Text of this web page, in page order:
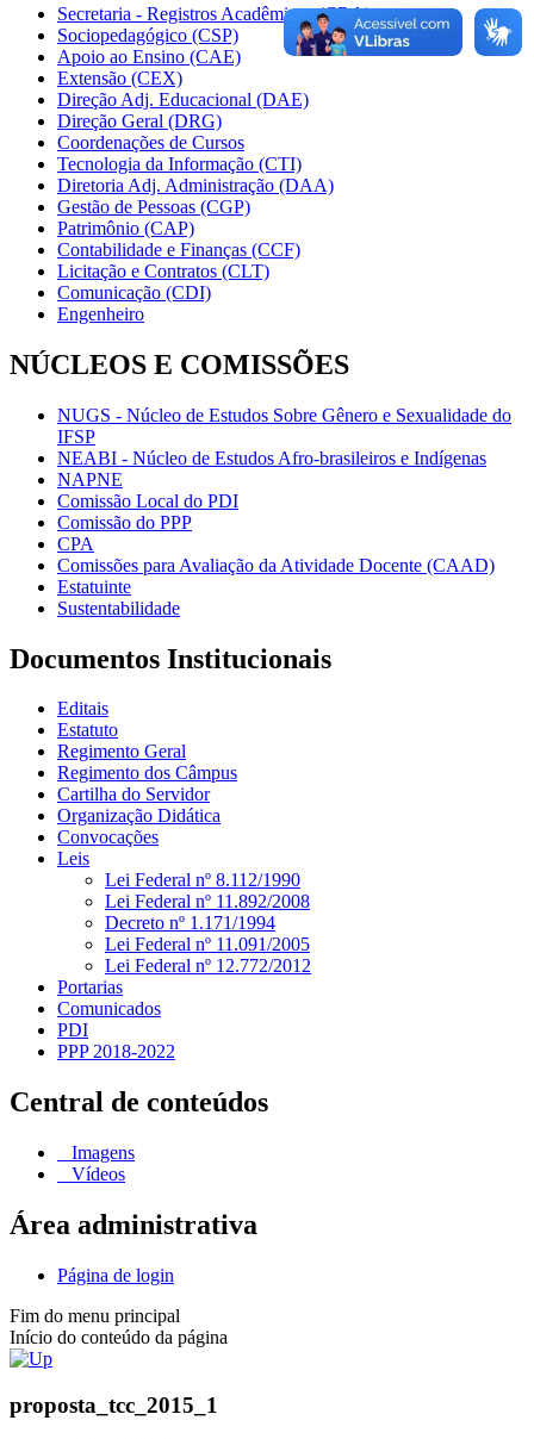
Secretaria - Registros Acadêmicos (CRA)
Sociopedagógico (CSP)
Apoio ao Ensino (CAE)
Extensão (CEX)
Direção Adj. Educacional (DAE)
Direção Geral (DRG)
Coordenações de Cursos
Tecnologia da Informação (CTI)
Diretoria Adj. Administração (DAA)
Gestão de Pessoas (CGP)
Patrimônio (CAP)
Contabilidade e Finanças (CCF)
Licitação e Contratos (CLT)
Comunicação (CDI)
Engenheiro
NÚCLEOS E COMISSÕES
NUGS - Núcleo de Estudos Sobre Gênero e Sexualidade do
IFSP
NEABI - Núcleo de Estudos Afro-brasileiros e Indígenas
NAPNE
Comissão Local do PDI
Comissão do PPP
CPA
Comissões para Avaliação da Atividade Docente (CAAD)
Estatuinte
Sustentabilidade
Documentos Institucionais
Editais
Estatuto
Regimento Geral
Regimento dos Câmpus
Cartilha do Servidor
Organização Didática
Convocações
Leis
Lei Federal nº 8.112/1990
Lei Federal nº 11.892/2008
Decreto nº 1.171/1994
Lei Federal nº 11.091/2005
Lei Federal nº 12.772/2012
Portarias
Comunicados
PDI
PPP 2018-2022
Central de conteúdos
Imagens
Vídeos
Área administrativa
Página de login
Fim do menu principal
Início do conteúdo da página
proposta_tcc_2015_1